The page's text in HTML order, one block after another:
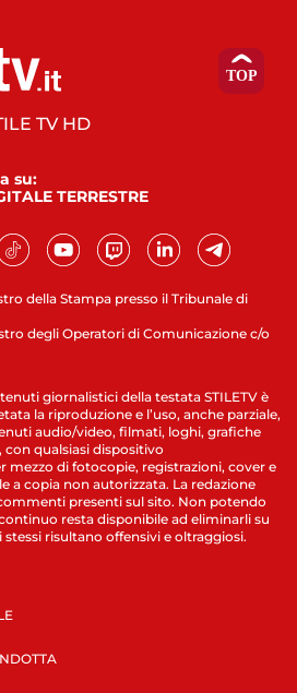
della Stampa presso il Tribunale di
degli Operatori di Comunicazione c/o
TV HD
su:
TERRESTRE
giornalistici della testata STILETV è
la riproduzione e l’uso, anche parziale,
audio/video, filmati, loghi, grafiche
qualsiasi dispositivo
mezzo di fotocopie, registrazioni, cover e
a copia non autorizzata. La redazione
presenti sul sito. Non potendo
resta disponibile ad eliminarli su
stessi risultano offensivi e oltraggiosi.